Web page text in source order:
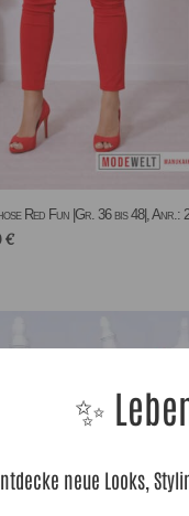
Red Fun |Gr. 36 bis 48|, Anr.:
€
✨
neue Looks,